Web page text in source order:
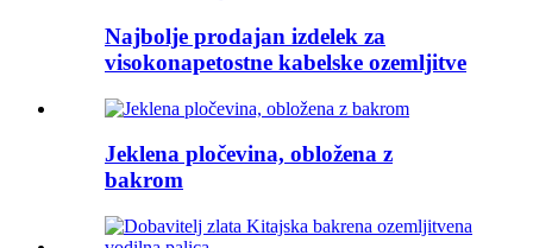
Najbolje prodajan izdelek za
visokonapetostne kabelske ozemljitve
Jeklena pločevina, obložena z
bakrom